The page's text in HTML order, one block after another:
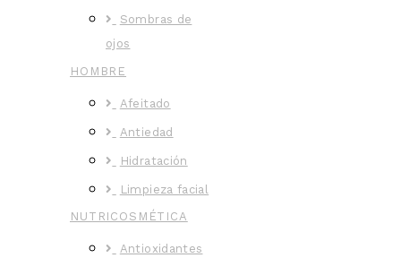
Sombras de
ojos
HOMBRE
Afeitado
Antiedad
Hidratación
Limpieza facial
NUTRICOSMÉTICA
Antioxidantes